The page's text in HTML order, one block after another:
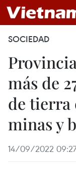
SOCIEDAD
más de
de tierra
minas y
14/09/2022